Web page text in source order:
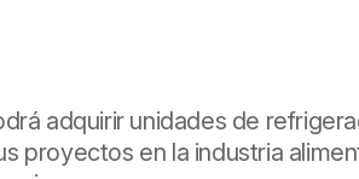
adquirir unidades de
proyectos en la industria